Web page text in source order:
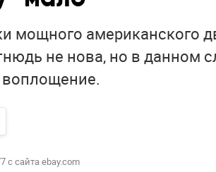
мощного американского
не нова, но в данном
с сайта ebay.com